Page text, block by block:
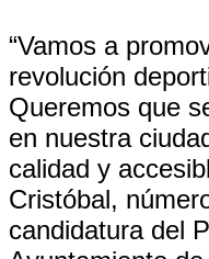
“Vamos a
revolución
Queremos que
en nuestra
calidad y
Cristóbal,
candidatura del